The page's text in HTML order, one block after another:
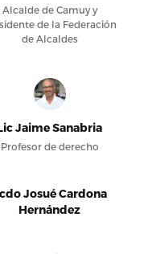
Alcalde de Camuy y
de la Federación
de Alcaldes
Jaime Sanabria
Profesor de derecho
Josué Cardona
Hernández